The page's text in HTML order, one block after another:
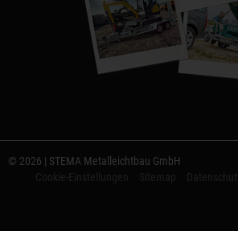
© 2026 | STEMA Metalleichtbau GmbH